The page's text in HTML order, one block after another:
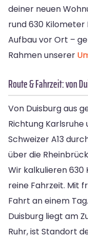
deiner neuen
rund 630
Aufbau vor Ort –
Rahmen unserer
Route & Fahrzeit: von
Von Duisburg aus
Richtung Karlsruhe
Schweizer A13
über die
Wir kalkulieren 630
reine Fahrzeit. Mit
Fahrt an einem Tag.
Duisburg liegt am
Ruhr, ist Standort